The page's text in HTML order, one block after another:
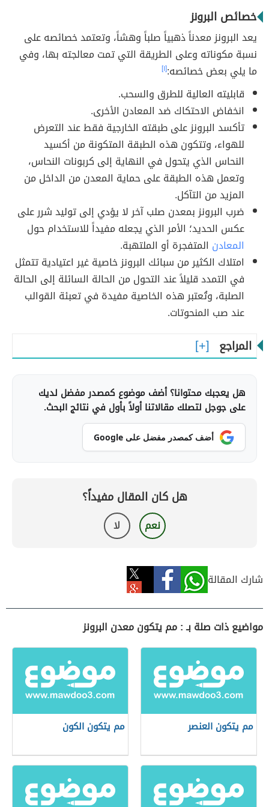
خصائص البرونز
يعد البرونز معدناً ذهبياً صلباً وهشاً، وتعتمد خصائصه على
نسبة مكوناته وعلى الطريقة التي تمت معالجته بها، وفي
ما يلي بعض خصائصه:[١]
قابليته العالية للطرق والسحب.
انخفاض الاحتكاك ضد المعادن الأخرى.
تأكسد البرونز على طبقته الخارجية فقط عند التعرض
للهواء، وتتكون هذه الطبقة المتكونة من أكسيد
النحاس الذي يتحول في النهاية إلى كربونات النحاس،
وتعمل هذه الطبقة على حماية المعدن من الداخل من
المزيد من التآكل.
ضرب البرونز بمعدن صلب آخر لا يؤدي إلى توليد شرر على
عكس الحديد؛ الأمر الذي يجعله مفيداً للاستخدام حول
المعادن المتفجرة أو الملتهبة.
امتلاك الكثير من سبائك البرونز خاصية غير اعتيادية تتمثل
في التمدد قليلاً عند التحول من الحالة السائلة إلى الحالة
الصلبة، وتُعتبر هذه الخاصية مفيدة في تعبئة القوالب
عند صب المنحوتات.
المراجع
هل يعجبك محتوانا؟ أضف موضوع كمصدر مفضل لديك
على جوجل لتصلك مقالاتنا أولاً بأول في نتائج البحث.
أضف كمصدر مفضل على Google
هل كان المقال مفيداً؟
نعم لا
شارك المقالة
مواضيع ذات صلة بـ : مم يتكون معدن البرونز
مم يتكون العنصر مم يتكون الكون